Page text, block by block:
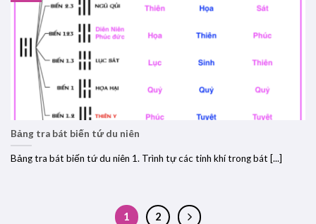
Bảng tra bát biến tứ du niên
Bảng tra bát biến tứ du niên 1. Trình tự các tinh khí trong bát [...]
1 2